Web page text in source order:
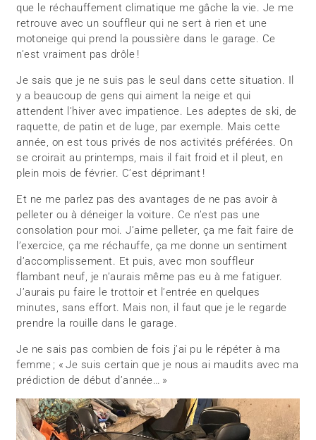
que le réchauffement climatique me gâche la vie. Je me
retrouve avec un souffleur qui ne sert à rien et une
motoneige qui prend la poussière dans le garage. Ce
n’est vraiment pas drôle !
Je sais que je ne suis pas le seul dans cette situation. Il
y a beaucoup de gens qui aiment la neige et qui
attendent l’hiver avec impatience. Les adeptes de ski, de
raquette, de patin et de luge, par exemple. Mais cette
année, on est tous privés de nos activités préférées. On
se croirait au printemps, mais il fait froid et il pleut, en
plein mois de février. C’est déprimant !
Et ne me parlez pas des avantages de ne pas avoir à
pelleter ou à déneiger la voiture. Ce n’est pas une
consolation pour moi. J’aime pelleter, ça me fait faire de
l’exercice, ça me réchauffe, ça me donne un sentiment
d’accomplissement. Et puis, avec mon souffleur
flambant neuf, je n’aurais même pas eu à me fatiguer.
J’aurais pu faire le trottoir et l’entrée en quelques
minutes, sans effort. Mais non, il faut que je le regarde
prendre la rouille dans le garage.
Je ne sais pas combien de fois j’ai pu le répéter à ma
femme ; « Je suis certain que je nous ai maudits avec ma
prédiction de début d’année… »